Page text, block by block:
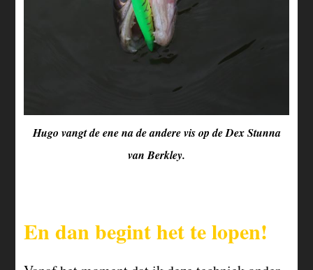
Hugo vangt de ene na de andere vis op de Dex Stunna
van Berkley.
En dan begint het te lopen!